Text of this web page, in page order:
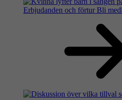
Erbjudanden och förtur Bli